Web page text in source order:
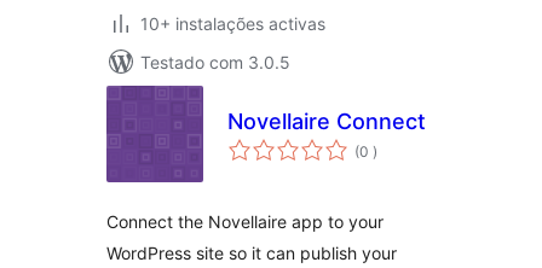
10+ instalações activas
Testado com 3.0.5
Novellaire Connect
(0 classificações
)
Connect the Novellaire app to your
WordPress site so it can publish your